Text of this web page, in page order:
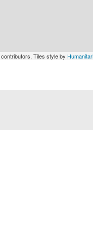
contributors, Tiles style by